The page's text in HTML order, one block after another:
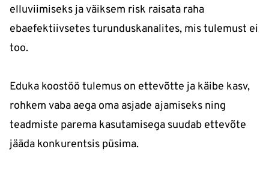
elluviimiseks ja väiksem risk raisata raha
ebaefektiivsetes turunduskanalites, mis tulemust ei
too.
Eduka koostöö tulemus on ettevõtte ja käibe kasv,
rohkem vaba aega oma asjade ajamiseks ning
teadmiste parema kasutamisega suudab ettevõte
jääda konkurentsis püsima.